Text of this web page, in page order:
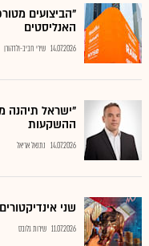
"הביצועים
האנליסטים
14.07.2026 שירי חביב-ולדהורן
"ישראל תיהנה
ההשקעות
14.07.2026 נתנאל אריאל
שני
11.07.2026 שירות גלובס